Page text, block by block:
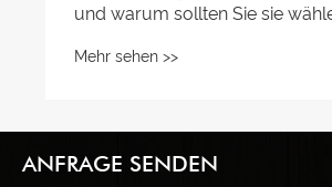
ANFRAGE SENDEN